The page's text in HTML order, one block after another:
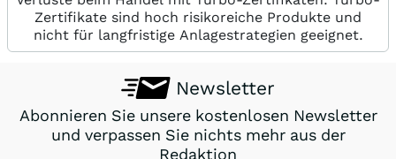
Zertifikate sind hoch risikoreiche Produkte und
nicht für langfristige Anlagestrategien geeignet.
Newsletter
Abonnieren Sie unsere kostenlosen Newsletter
und verpassen Sie nichts mehr aus der
Redaktion